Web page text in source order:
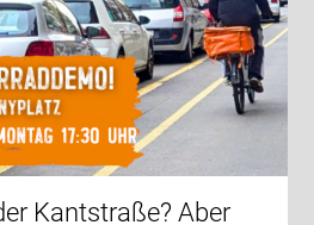
Kantstraße? Aber